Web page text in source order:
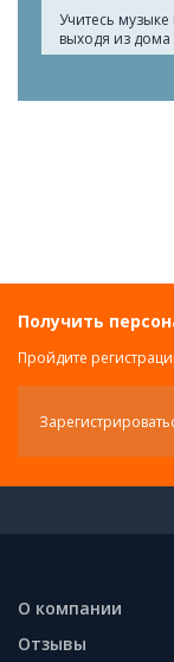
Учитесь музыке
выходя из дома
Получить
Пройдите
О компании
Отзывы